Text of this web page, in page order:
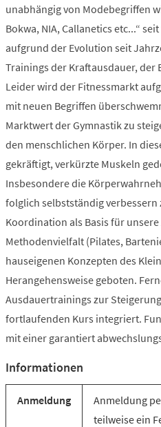
unabhängig von Modebegriffen
Bokwa, NIA, Callanetics etc...“
aufgrund der Evolution seit
Trainings der Kraftausdauer,
Leider wird der Fitnessmarkt
mit neuen Begriffen
Marktwert der Gymnastik zu
den menschlichen Körper. In
gekräftigt, verkürzte Muskeln
Insbesondere die
folglich selbstständig
Koordination als Basis für
Methodenvielfalt (Pilates,
hauseigenen Konzepten des
Herangehensweise geboten.
Ausdauertrainings zur
fortlaufenden Kurs integriert.
mit einer garantiert
Informationen
Anmeldung
Anmeldung
teilweise ein